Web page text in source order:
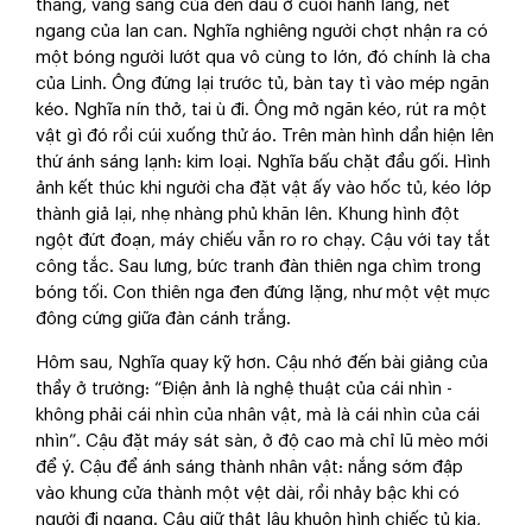
thang, vầng sáng của đèn dầu ở cuối hành lang, nét
ngang của lan can. Nghĩa nghiêng người chợt nhận ra có
một bóng người lướt qua vô cùng to lớn, đó chính là cha
của Linh. Ông đứng lại trước tủ, bàn tay tì vào mép ngăn
kéo. Nghĩa nín thở, tai ù đi. Ông mở ngăn kéo, rút ra một
vật gì đó rồi cúi xuống thử áo. Trên màn hình dần hiện lên
thứ ánh sáng lạnh: kim loại. Nghĩa bấu chặt đầu gối. Hình
ảnh kết thúc khi người cha đặt vật ấy vào hốc tủ, kéo lớp
thành giả lại, nhẹ nhàng phủ khăn lên. Khung hình đột
ngột đứt đoạn, máy chiếu vẫn ro ro chạy. Cậu với tay tắt
công tắc. Sau lưng, bức tranh đàn thiên nga chìm trong
bóng tối. Con thiên nga đen đứng lặng, như một vệt mực
đông cứng giữa đàn cánh trắng.
Hôm sau, Nghĩa quay kỹ hơn. Cậu nhớ đến bài giảng của
thầy ở trường: “Điện ảnh là nghệ thuật của cái nhìn -
không phải cái nhìn của nhân vật, mà là cái nhìn của cái
nhìn”. Cậu đặt máy sát sàn, ở độ cao mà chỉ lũ mèo mới
để ý. Cậu để ánh sáng thành nhân vật: nắng sớm đập
vào khung cửa thành một vệt dài, rồi nhảy bậc khi có
người đi ngang. Cậu giữ thật lâu khuôn hình chiếc tủ kia,